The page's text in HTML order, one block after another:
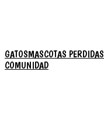
GATOSMASCOTAS PERDIDAS
COMUNIDAD